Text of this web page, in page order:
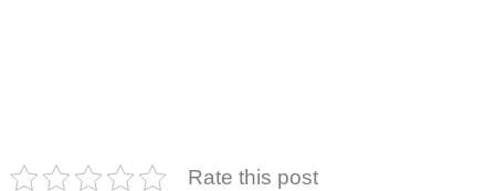
Rate this post